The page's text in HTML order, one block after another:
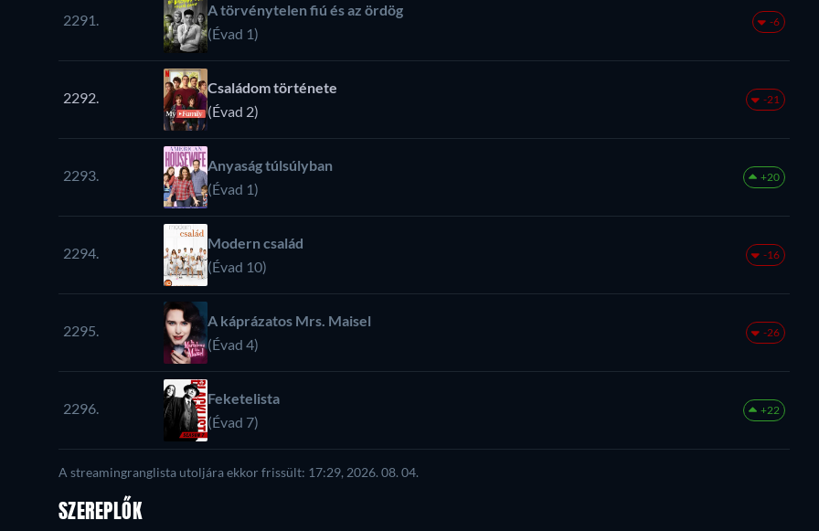
2291.
A törvénytelen fiú és az ördög
(Évad 1)
-6
2292.
Családom története
(Évad 2)
-21
2293.
Anyaság túlsúlyban
(Évad 1)
+20
2294.
Modern család
(Évad 10)
-16
2295.
A káprázatos Mrs. Maisel
(Évad 4)
-26
2296.
Feketelista
(Évad 7)
+22
A streamingranglista utoljára ekkor frissült: 17:29, 2026. 08. 04.
SZEREPLŐK